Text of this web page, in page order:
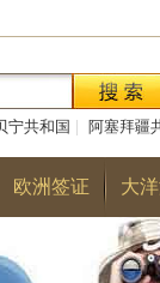
宁共和国
阿塞拜疆
国|多哥共和国|巴
欧洲签证 大